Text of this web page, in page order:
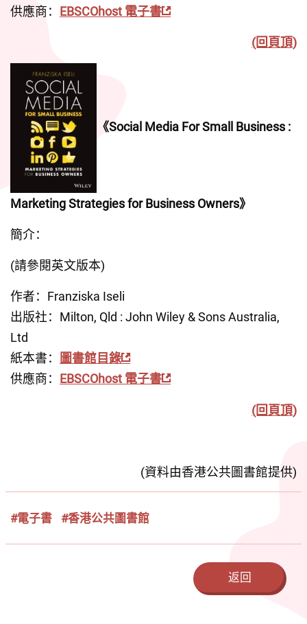
供應商： EBSCOhost 電子書
(回頁頂)
《Social Media For Small Business :
Marketing Strategies for Business Owners》
簡介：
(請參閱英文版本)
作者：Franziska Iseli
出版社：Milton, Qld : John Wiley & Sons Australia,
Ltd
紙本書： 圖書館目錄
供應商： EBSCOhost 電子書
(回頁頂)
(資料由香港公共圖書館提供)
#電子書 #香港公共圖書館
返回